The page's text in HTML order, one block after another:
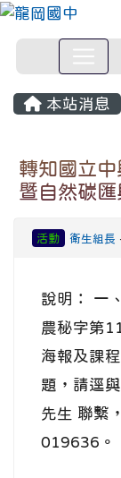
本站消息
轉知國立
暨自然碳匯
活動 衛生組長
說明： 一
農秘字第
海報及課
題，請逕
先生 聯繫
019636。